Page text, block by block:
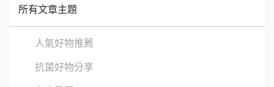
所有文章主題
人氣好物推薦
抗菌好物分享